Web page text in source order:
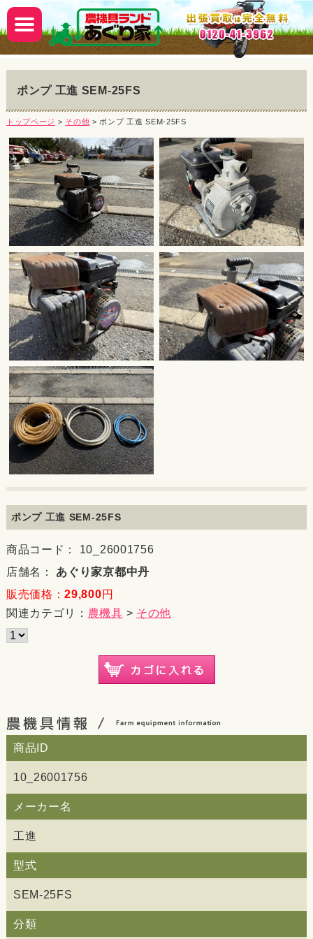
ポンプ 工進 SEM-25FS
トップページ > その他 > ポンプ 工進 SEM-25FS
ポンプ 工進 SEM-25FS
商品コード： 10_26001756
店舗名： あぐり家京都中丹
販売価格：29,800円
関連カテゴリ： 農機具 > その他
商品ID
10_26001756
メーカー名
工進
型式
SEM-25FS
分類